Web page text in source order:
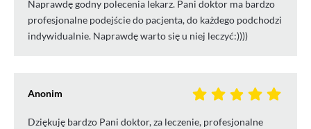
Naprawdę godny polecenia lekarz. Pani doktor ma bardzo
profesjonalne podejście do pacjenta, do każdego podchodzi
indywidualnie. Naprawdę warto się u niej leczyć:))))
Anonim
Dziękuję bardzo Pani doktor, za leczenie, profesjonalne